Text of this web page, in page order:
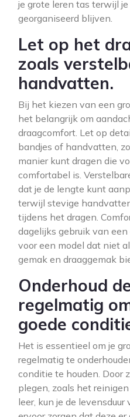
je grote leren tas terwijl
georganiseerd blijven.
Let op het
zoals
handvatten.
Bij het kiezen van een
het belangrijk om
draagcomfort. Let op
bandjes of handvatten,
manier kunt dragen die
comfortabel is.
dat je de lengte kunt
terwijl stevige
tijdens het dragen.
dagelijks gebruik van
voor een model dat niet
gemak en draaggemak
Onderhoud
regelmatig
goede
Het is essentieel om je
regelmatig te
conditie te houden. Door
plegen, zoals het
leer, kun je de